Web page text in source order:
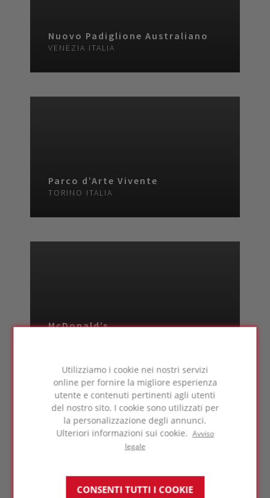
Utilizziamo i cookie nei nostri servizi
online per fornire la migliore esperienza
utente e contenuti pertinenti agli utenti
del nostro sito. I cookie sono utilizzati per
la personalizzazione degli annunci.
Ulteriori informazioni sui cookie. Avviso
legale
CONSENTI TUTTI I COOKIE
Nuovo Padiglione Australiano
VENEZIA ITALIA
Parco d’Arte Vivente
TORINO ITALIA
McDonald’s